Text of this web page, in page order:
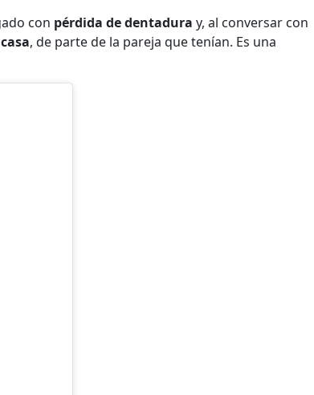
con pérdida de dentadura y, al conversar con
, de parte de la pareja que tenían. Es una